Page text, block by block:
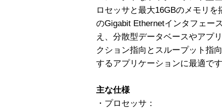
ロセッサと最大16GBのメモリ
のGigabit Ethernetインタフェー
え、分散型データベースやアプ
クション指向とスループット指
するアプリケーションに最適で
主な仕様
・プロセッサ：